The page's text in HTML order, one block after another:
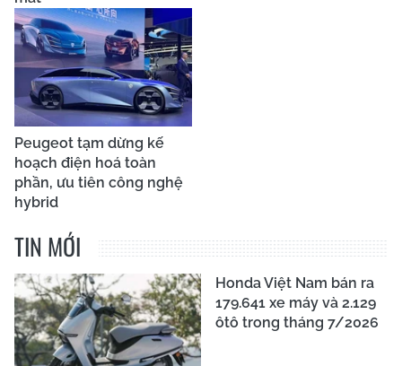
Peugeot tạm dừng kế
hoạch điện hoá toàn
phần, ưu tiên công nghệ
hybrid
TIN MỚI
Honda Việt Nam bán ra
179.641 xe máy và 2.129
ôtô trong tháng 7/2026